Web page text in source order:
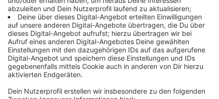
Tablettenform empfohlen, in Deutschland wird sie
frühestens Ende 2026 erwartet. Gleicher Wirkstoff,
etwas geringere Wirkung – und mit rund 150 Euro im
Monat kaum billiger. Bei sehr starkem Übergewicht
bleibt außerdem das Skalpell die wirksamste Option:
Eingriffe wie Schlauchmagen oder Magen-Bypass
schaffen, was die Spritze nicht kann.
Anzeige